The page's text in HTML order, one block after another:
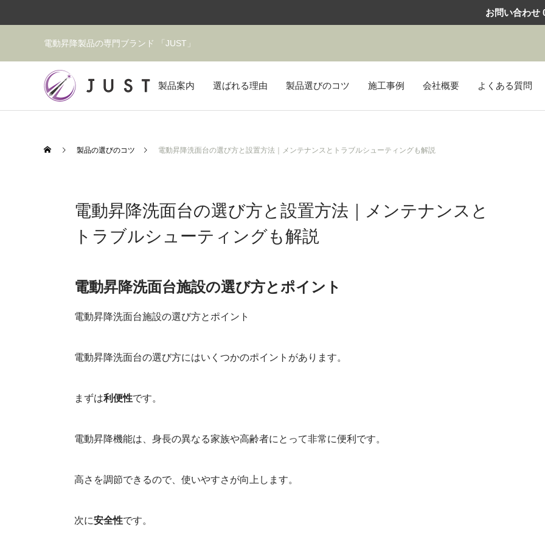
お問い合わせ
電動昇降製品の専門ブランド 「JUST」
製品案内 選ばれる理由 製品選びのコツ 施工事例 会社概要 よくある質問
電動昇降洗面台
製品の選びのコツ 電動昇降洗面台の選び方と設置方法｜メンテナンスとトラブルシューティングも解説
電動昇降洗面台の選び方と設置方法｜メンテナンスと
トラブルシューティングも解説
電動昇降洗面台施設の選び方とポイント
電動昇降洗面台施設の選び方とポイント
電動昇降洗面台の選び方にはいくつかのポイントがあります。
まずは利便性です。
電動昇降機能は、身長の異なる家族や高齢者にとって非常に便利です。
高さを調節できるので、使いやすさが向上します。
次に安全性です。